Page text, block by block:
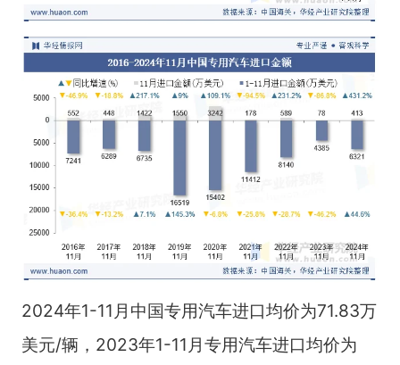
2024年1-11月中国专用汽车进口均价为71.83万
美元/辆，2023年1-11月专用汽车进口均价为